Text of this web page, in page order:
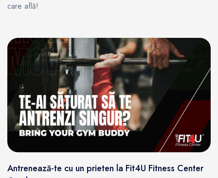
care află!
Antrenează-te cu un prieten la Fit4U Fitness Center